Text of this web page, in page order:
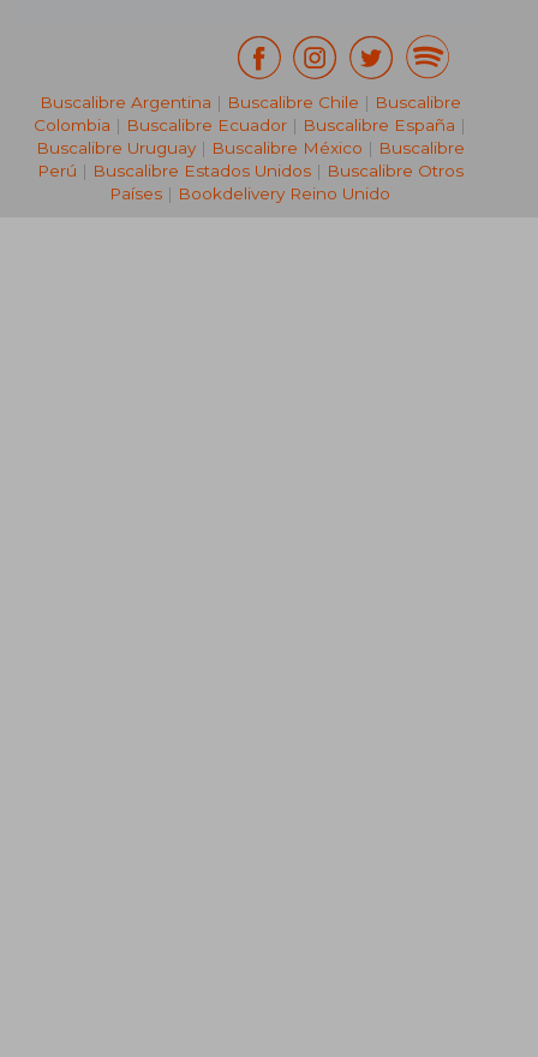
Buscalibre Argentina | Buscalibre Chile | Buscalibre
Colombia | Buscalibre Ecuador | Buscalibre España |
Buscalibre Uruguay| Buscalibre México | Buscalibre
Perú | Buscalibre Estados Unidos| Buscalibre Otros
Países | Bookdelivery Reino Unido